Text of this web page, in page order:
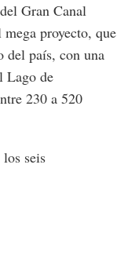
Gran Canal
proyecto, que
del país, con una
Lago de
230 a 520
seis